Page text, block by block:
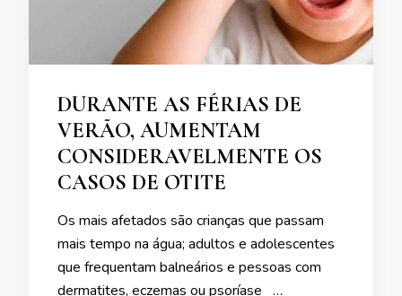
DURANTE AS FÉRIAS DE
VERÃO, AUMENTAM
CONSIDERAVELMENTE OS
CASOS DE OTITE
Os mais afetados são crianças que passam
mais tempo na água; adultos e adolescentes
que frequentam balneários e pessoas com
dermatites, eczemas ou psoríase …